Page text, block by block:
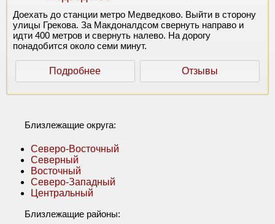
Доехать до станции метро Медведково. Выйти в сторону
улицы Грекова. За Макдоналдсом свернуть направо и
идти 400 метров и свернуть налево. На дорогу
понадобится около семи минут.
Подробнее Отзывы
Близлежащие округа:
Северо-Восточный
Северный
Восточный
Северо-Западный
Центральный
Близлежащие районы: